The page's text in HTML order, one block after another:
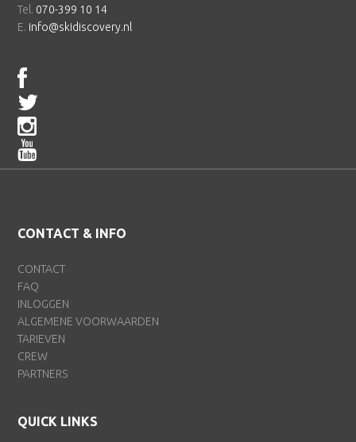
Tel. 070-399 10 14
E. info@skidiscovery.nl
CONTACT & INFO
CONTACT
FAQ
INLOGGEN
ALGEMENE VOORWAARDEN
TARIEVEN
CREW
PARTNERS
QUICK LINKS